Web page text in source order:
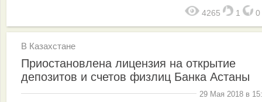
4265 1 0
В Казахстане
Приостановлена лицензия на открытие
депозитов и счетов физлиц Банка Астаны
29 Мая 2018 в